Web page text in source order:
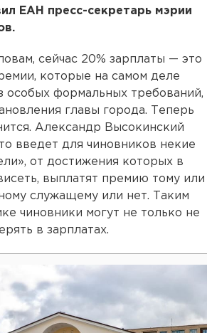
ЕАН пресс-секретарь мэрии
сейчас 20% зарплаты — это
которые на самом деле
особых формальных требований,
главы города. Теперь
Александр Высокинский
введет для чиновников некие
от достижения которых в
выплатят премию тому или
служащему или нет. Таким
чиновники могут не только не
в зарплатах.